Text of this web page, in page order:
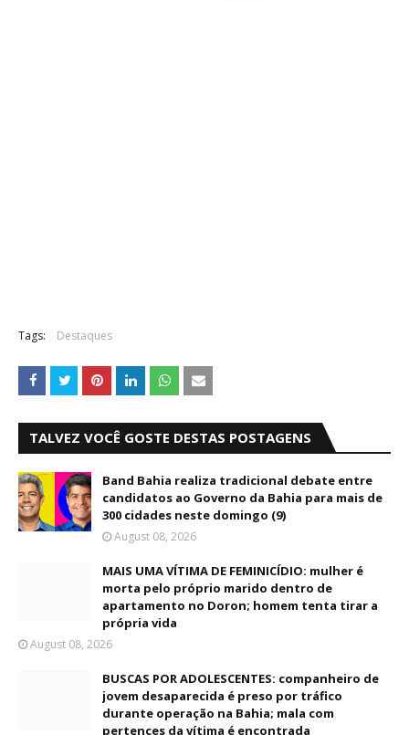
Tags: Destaques
TALVEZ VOCÊ GOSTE DESTAS POSTAGENS
Band Bahia realiza tradicional debate entre
candidatos ao Governo da Bahia para mais de
300 cidades neste domingo (9)
August 08, 2026
MAIS UMA VÍTIMA DE FEMINICÍDIO: mulher é
morta pelo próprio marido dentro de
apartamento no Doron; homem tenta tirar a
própria vida
August 08, 2026
BUSCAS POR ADOLESCENTES: companheiro de
jovem desaparecida é preso por tráfico
durante operação na Bahia; mala com
pertences da vítima é encontrada